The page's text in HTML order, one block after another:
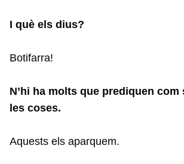
I què els dius?
Botifarra!
N’hi ha molts que prediquen com
les coses.
Aquests els aparquem.